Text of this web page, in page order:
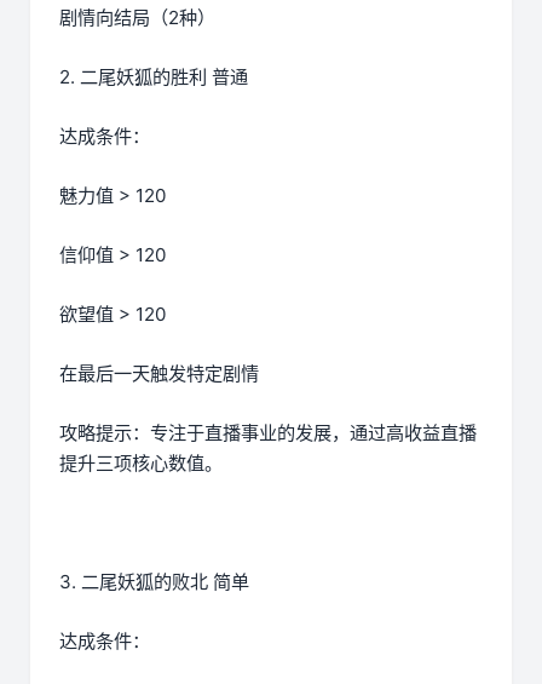
剧情向结局（2种）
2. 二尾妖狐的胜利 普通
达成条件：
魅力值 > 120
信仰值 > 120
欲望值 > 120
在最后一天触发特定剧情
攻略提示：专注于直播事业的发展，通过高收益直播
提升三项核心数值。
3. 二尾妖狐的败北 简单
达成条件：